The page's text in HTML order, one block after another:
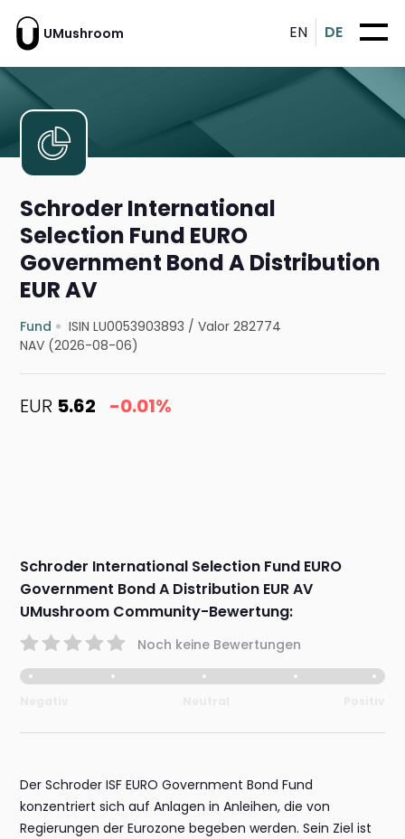
UMushroom EN DE
Schroder International
Selection Fund EURO
Government Bond A Distribution
EUR AV
Fund ISIN LU0053903893 /Valor 282774
NAV (2026-08-06)
EUR 5.62 -0.01%
Schroder International Selection Fund EURO
Government Bond A Distribution EUR AV
UMushroom Community-Bewertung:
Noch keine Bewertungen
Der Schroder ISF EURO Government Bond Fund
konzentriert sich auf Anlagen in Anleihen, die von
Regierungen der Eurozone begeben werden. Sein Ziel ist